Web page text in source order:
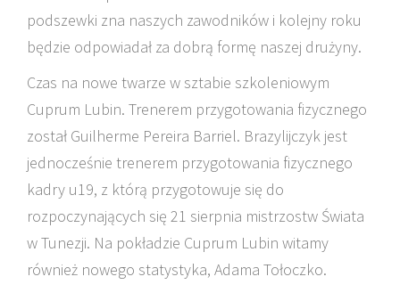
podszewki zna naszych zawodników i kolejny roku
będzie odpowiadał za dobrą formę naszej drużyny.
Czas na nowe twarze w sztabie szkoleniowym
Cuprum Lubin. Trenerem przygotowania fizycznego
został Guilherme Pereira Barriel. Brazylijczyk jest
jednocześnie trenerem przygotowania fizycznego
kadry u19, z którą przygotowuje się do
rozpoczynających się 21 sierpnia mistrzostw Świata
w Tunezji. Na pokładzie Cuprum Lubin witamy
również nowego statystyka, Adama Tołoczko.